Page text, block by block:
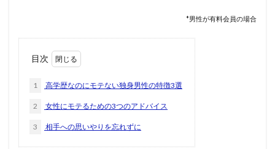
*男性が有料会員の場合
目次
1 高学歴なのにモテない独身男性の特徴3選
2 女性にモテるための3つのアドバイス
3 相手への思いやりを忘れずに